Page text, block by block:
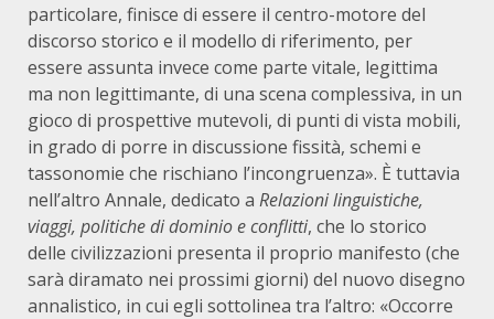
particolare, finisce di essere il centro-motore del
discorso storico e il modello di riferimento, per
essere assunta invece come parte vitale, legittima
ma non legittimante, di una scena complessiva, in un
gioco di prospettive mutevoli, di punti di vista mobili,
in grado di porre in discussione fissità, schemi e
tassonomie che rischiano l’incongruenza». È tuttavia
nell’altro Annale, dedicato a Relazioni linguistiche,
viaggi, politiche di dominio e conflitti, che lo storico
delle civilizzazioni presenta il proprio manifesto (che
sarà diramato nei prossimi giorni) del nuovo disegno
annalistico, in cui egli sottolinea tra l’altro: «Occorre